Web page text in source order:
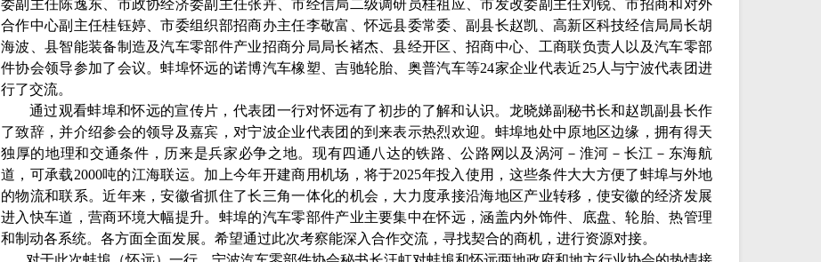
委副主任陈逸东、市政协经济委副主任张卉、市经信局二级调研员桂祖应、市发改委副主任刘锐、市招商和对外
合作中心副主任桂钰婷、市委组织部招商办主任李敬富、怀远县委常委、副县长赵凯、高新区科技经信局局长胡
海波、县智能装备制造及汽车零部件产业招商分局局长褚杰、县经开区、招商中心、工商联负责人以及汽车零部
件协会领导参加了会议。蚌埠怀远的诺博汽车橡塑、吉驰轮胎、奥普汽车等24家企业代表近25人与宁波代表团进
行了交流。
通过观看蚌埠和怀远的宣传片，代表团一行对怀远有了初步的了解和认识。龙晓娣副秘书长和赵凯副县长作
了致辞，并介绍参会的领导及嘉宾，对宁波企业代表团的到来表示热烈欢迎。蚌埠地处中原地区边缘，拥有得天
独厚的地理和交通条件，历来是兵家必争之地。现有四通八达的铁路、公路网以及涡河－淮河－长江－东海航
道，可承载2000吨的江海联运。加上今年开建商用机场，将于2025年投入使用，这些条件大大方便了蚌埠与外地
的物流和联系。近年来，安徽省抓住了长三角一体化的机会，大力度承接沿海地区产业转移，使安徽的经济发展
进入快车道，营商环境大幅提升。蚌埠的汽车零部件产业主要集中在怀远，涵盖内外饰件、底盘、轮胎、热管理
和制动各系统。各方面全面发展。希望通过此次考察能深入合作交流，寻找契合的商机，进行资源对接。